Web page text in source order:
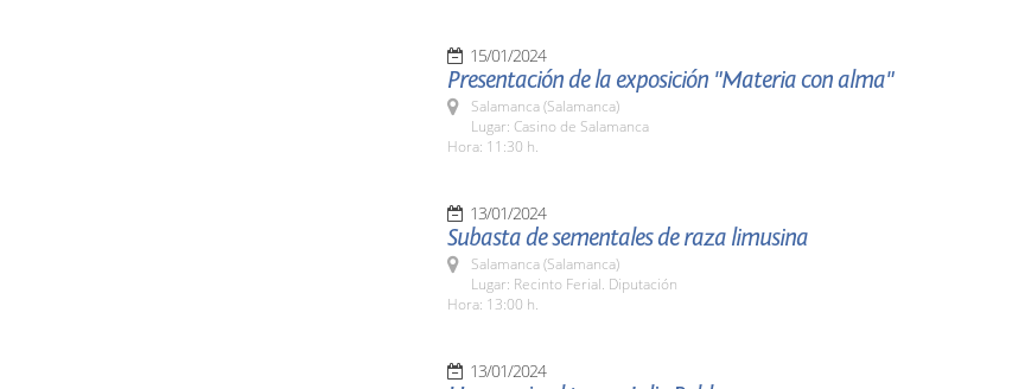
15/01/2024
Presentación de la exposición "Materia con alma"
Salamanca (Salamanca)
Lugar: Casino de Salamanca
Hora: 11:30 h.
13/01/2024
Subasta de sementales de raza limusina
Salamanca (Salamanca)
Lugar: Recinto Ferial. Diputación
Hora: 13:00 h.
13/01/2024